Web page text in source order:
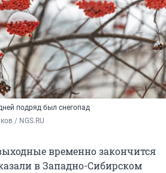
подряд был снегопад
/ NGS.RU
временно закончится
в Западно-Сибирском